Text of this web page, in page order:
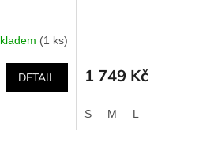
(1 ks)
DETAIL 1 749 Kč
S M L